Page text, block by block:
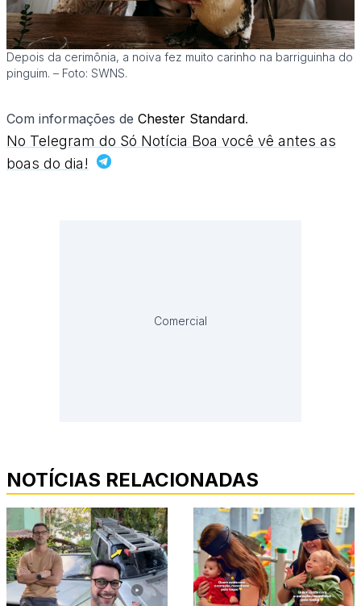
Depois da cerimônia, a noiva fez muito carinho na barriguinha do
pinguim. – Foto: SWNS.
Com informações de Chester Standard.
No Telegram do Só Notícia Boa você vê antes as
boas do dia!
Comercial
NOTÍCIAS RELACIONADAS